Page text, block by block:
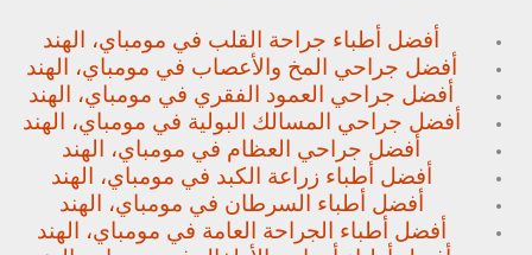
أفضل أطباء جراحة القلب في مومباي، الهند
أفضل جراحي المخ والأعصاب في مومباي، الهند
أفضل جراحي العمود الفقري في مومباي، الهند
أفضل جراحي المسالك البولية في مومباي، الهند
أفضل جراحي العظام في مومباي، الهند
أفضل أطباء زراعة الكبد في مومباي، الهند
أفضل أطباء السرطان في مومباي، الهند
أفضل أطباء الجراحة العامة في مومباي، الهند